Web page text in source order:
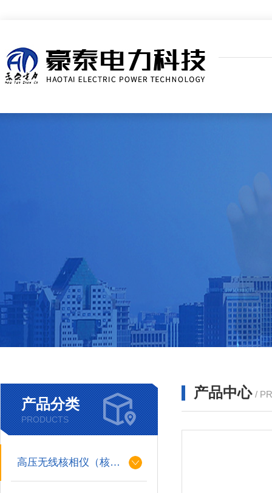
产品分类
PRODUCTS
高压无线核相仪（核相器）
产品中心 /